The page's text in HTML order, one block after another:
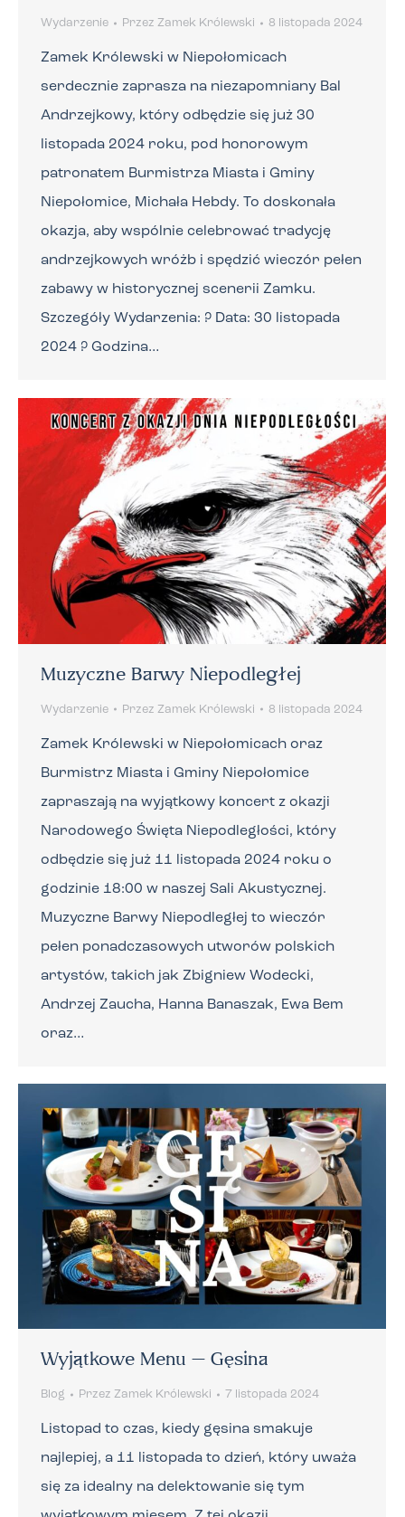
Wydarzenie Przez Zamek Królewski 8 listopada 2024
Zamek Królewski w Niepołomicach
serdecznie zaprasza na niezapomniany Bal
Andrzejkowy, który odbędzie się już 30
listopada 2024 roku, pod honorowym
patronatem Burmistrza Miasta i Gminy
Niepołomice, Michała Hebdy. To doskonała
okazja, aby wspólnie celebrować tradycję
andrzejkowych wróżb i spędzić wieczór pełen
zabawy w historycznej scenerii Zamku.
Szczegóły Wydarzenia: ? Data: 30 listopada
2024 ? Godzina…
Muzyczne Barwy Niepodległej
Wydarzenie Przez Zamek Królewski 8 listopada 2024
Zamek Królewski w Niepołomicach oraz
Burmistrz Miasta i Gminy Niepołomice
zapraszają na wyjątkowy koncert z okazji
Narodowego Święta Niepodległości, który
odbędzie się już 11 listopada 2024 roku o
godzinie 18:00 w naszej Sali Akustycznej.
Muzyczne Barwy Niepodległej to wieczór
pełen ponadczasowych utworów polskich
artystów, takich jak Zbigniew Wodecki,
Andrzej Zaucha, Hanna Banaszak, Ewa Bem
oraz…
Wyjątkowe Menu – Gęsina
Blog Przez Zamek Królewski 7 listopada 2024
Listopad to czas, kiedy gęsina smakuje
najlepiej, a 11 listopada to dzień, który uważa
się za idealny na delektowanie się tym